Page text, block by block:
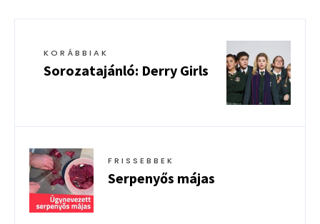
KORÁBBIAK
Sorozatajánló: Derry Girls
FRISSEBBEK
Serpenyős májas